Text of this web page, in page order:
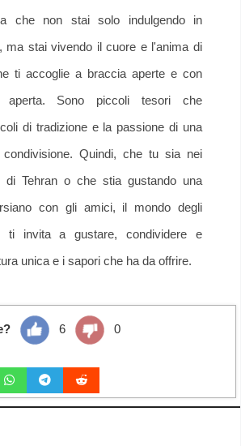
che non stai solo indulgendo in
ma stai vivendo il cuore e l'anima di
ti accoglie a braccia aperte e con
aperta. Sono piccoli tesori che
di tradizione e la passione di una
Quindi, che tu sia nei
di Tehran o che stia gustando una
con gli amici, il mondo degli
ti invita a gustare, condividere e
unica e i sapori che ha da offrire.
6 0